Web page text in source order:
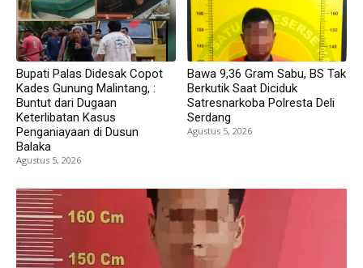
Bupati Palas Didesak Copot
Kades Gunung Malintang, :
Buntut dari Dugaan
Keterlibatan Kasus
Penganiayaan di Dusun
Balaka
Agustus 5, 2026
Bawa 9,36 Gram Sabu, BS Tak
Berkutik Saat Diciduk
Satresnarkoba Polresta Deli
Serdang
Agustus 5, 2026